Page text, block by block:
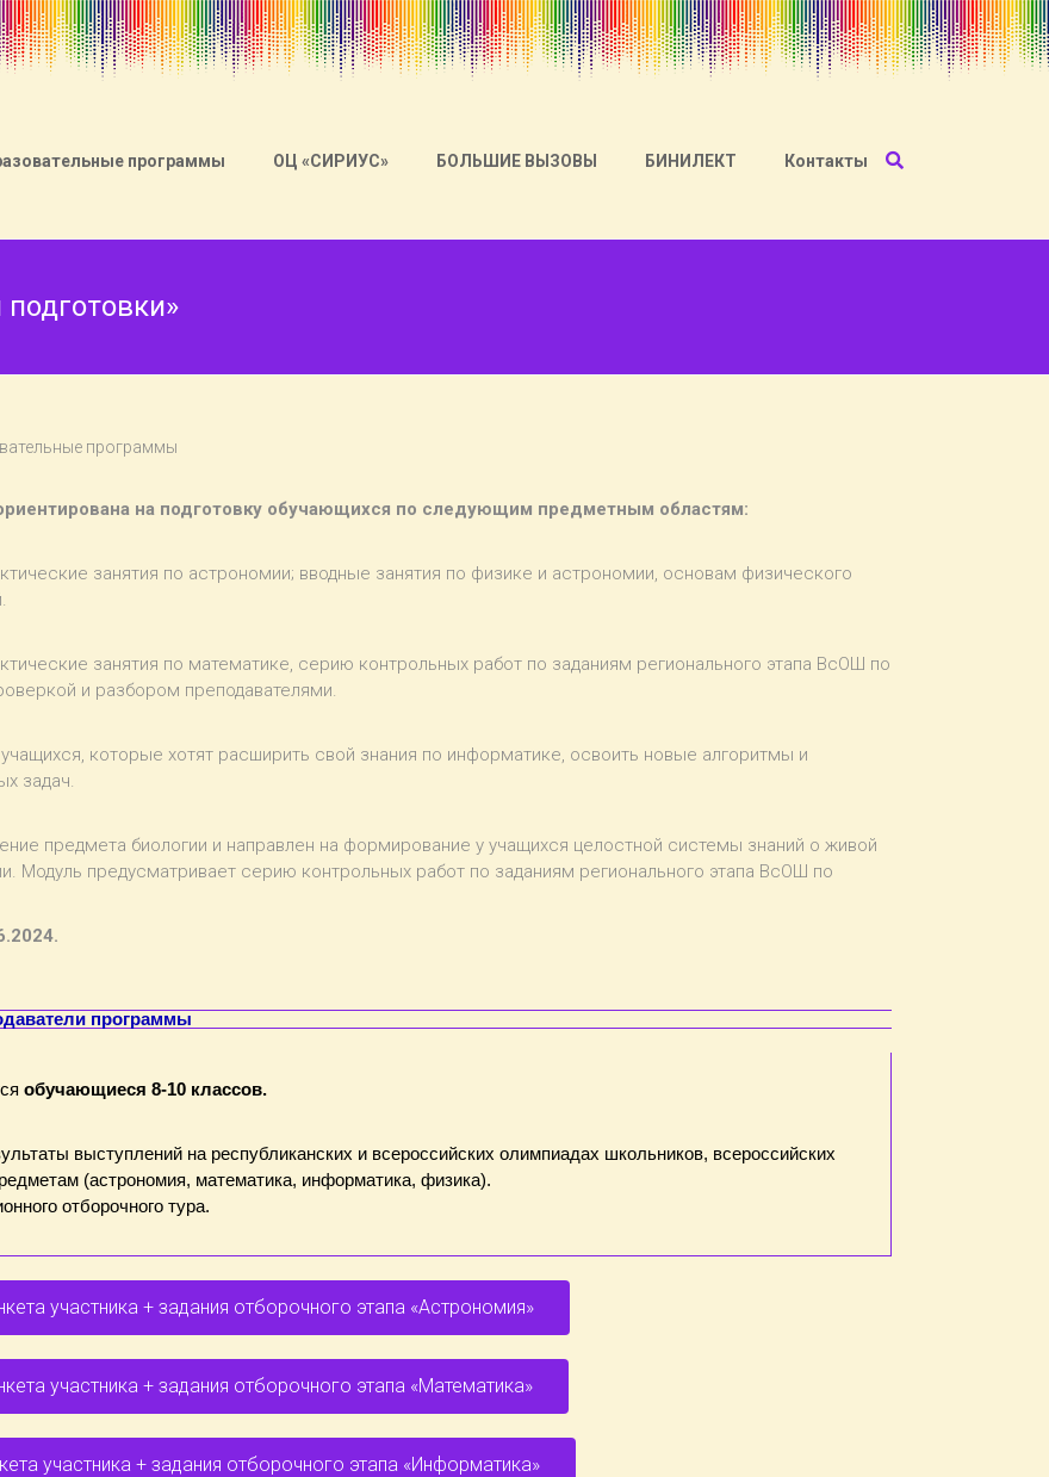
программы ОЦ «СИРИУС» БОЛЬШИЕ ВЫЗОВЫ БИНИЛЕКТ Контакты
программы
на подготовку обучающихся по следующим предметным областям:
занятия по астрономии; вводные занятия по физике и астрономии, основам физического
занятия по математике, серию контрольных работ по заданиям регионального этапа ВсОШ по
и разбором преподавателями.
которые хотят расширить свой знания по информатике, освоить новые алгоритмы и
задач.
предмета биологии и направлен на формирование у учащихся целостной системы знаний о живой
Модуль предусматривает серию контрольных работ по заданиям регионального этапа ВсОШ по
программы
обучающиеся 8-10 классов.
выступлений на республиканских и всероссийских олимпиадах школьников, всероссийских
(астрономия, математика, информатика, физика).
отборочного тура.
участника + задания отборочного этапа «Астрономия»
участника + задания отборочного этапа «Математика»
участника + задания отборочного этапа «Информатика»